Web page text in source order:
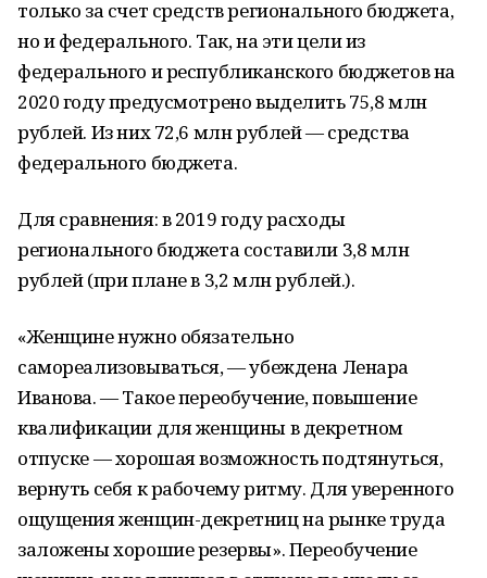
только за счет средств регионального бюджета,
но и федерального. Так, на эти цели из
федерального и республиканского бюджетов на
2020 году предусмотрено выделить 75,8 млн
рублей. Из них 72,6 млн рублей — средства
федерального бюджета.
Для сравнения: в 2019 году расходы
регионального бюджета составили 3,8 млн
рублей (при плане в 3,2 млн рублей.).
«Женщине нужно обязательно
самореализовываться, — убеждена Ленара
Иванова. — Такое переобучение, повышение
квалификации для женщины в декретном
отпуске — хорошая возможность подтянуться,
вернуть себя к рабочему ритму. Для уверенного
ощущения женщин-декретниц на рынке труда
заложены хорошие резервы». Переобучение